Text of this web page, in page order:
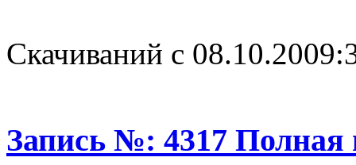
Cкачиваний с 08.10.2009:
Запись №: 4317 Полная